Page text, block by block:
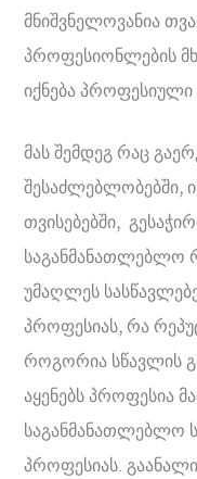
მნიშვნელოვანია
პროფესიონლების
იქნება პროფესიული
მას შემდეგ რაც
შესაძლებლობებში,
თვისებებში,
საგანმანათლებლო
უმაღლეს
პროფესიას, რა
როგორია სწავლის
აყენებს პროფესია
საგანმანათლებლო
პროფესიას.